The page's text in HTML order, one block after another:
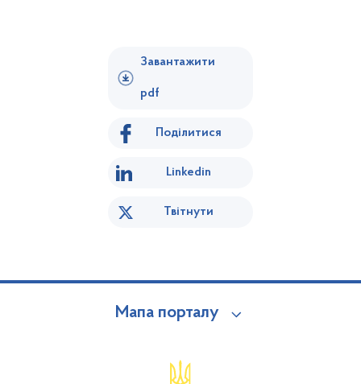
Завантажити
pdf
Поділитися
Linkedin
Твітнути
Мапа порталу